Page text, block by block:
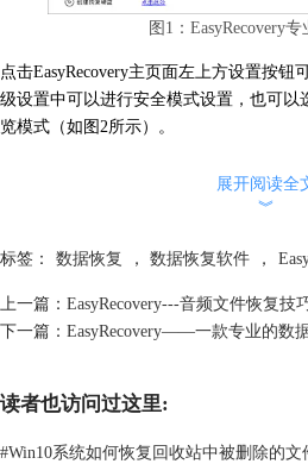
图1：EasyRecovery
点击EasyRecovery主页面左上方设置按
级设置中可以进行安全模式设置，也可以
览模式（如图2所示）。
展开阅读全
︾
标签： 数据恢复 ， 数据恢复软件 ，
上一篇： EasyRecovery---音频文件恢复技
下一篇： EasyRecovery——一款专业的数
读者也访问过这里:
#Win10系统如何恢复回收站中被删除的